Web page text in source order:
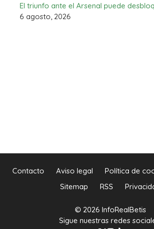
El triunfo ante el Arsenal puede
6 agosto, 2026
Contacto Aviso legal Política de
Sitemap
RSS
© 2026 InfoRealBetis
Sigue nuestras redes